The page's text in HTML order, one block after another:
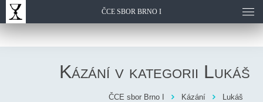
ČCE SBOR BRNO I
Kázání v kategorii Lukáš
ČCE sbor Brno I Kázání Lukáš